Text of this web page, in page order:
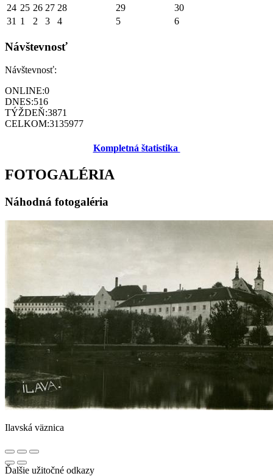
24 25 26 27 28 29
30
31 1 2 3 4 5 6
Návštevnosť
Návštevnosť:
ONLINE:0
DNES:516
TÝŽDEŇ:3871
CELKOM:3135977
Kompletná štatistika
FOTOGALÉRIA
Náhodná fotogaléria
Ilavská väznica
Ďalšie užitočné odkazy